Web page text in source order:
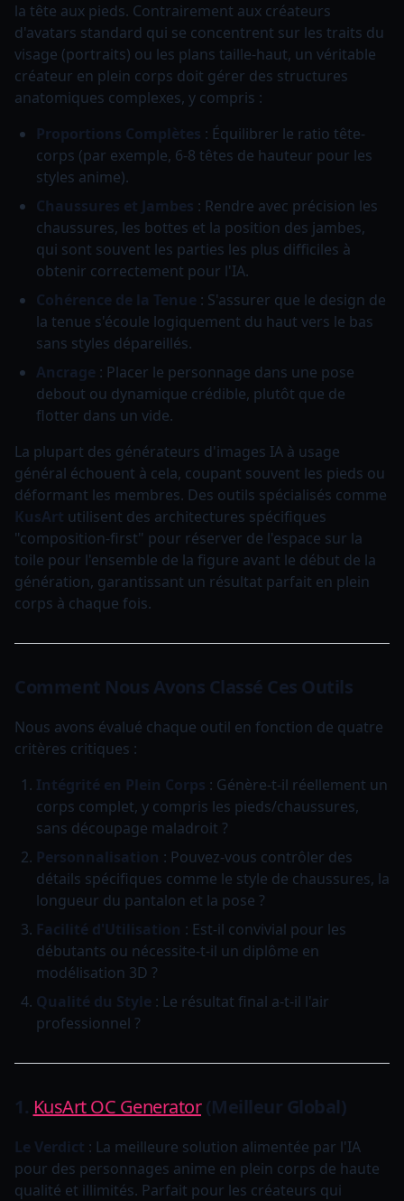
la tête aux pieds. Contrairement aux créateurs
d'avatars standard qui se concentrent sur les traits du
visage (portraits) ou les plans taille-haut, un véritable
créateur en plein corps doit gérer des structures
anatomiques complexes, y compris :
Proportions Complètes : Équilibrer le ratio tête-
corps (par exemple, 6-8 têtes de hauteur pour les
styles anime).
Chaussures et Jambes : Rendre avec précision les
chaussures, les bottes et la position des jambes,
qui sont souvent les parties les plus difficiles à
obtenir correctement pour l'IA.
Cohérence de la Tenue : S'assurer que le design de
la tenue s'écoule logiquement du haut vers le bas
sans styles dépareillés.
Ancrage : Placer le personnage dans une pose
debout ou dynamique crédible, plutôt que de
flotter dans un vide.
La plupart des générateurs d'images IA à usage
général échouent à cela, coupant souvent les pieds ou
déformant les membres. Des outils spécialisés comme
KusArt utilisent des architectures spécifiques
"composition-first" pour réserver de l'espace sur la
toile pour l'ensemble de la figure avant le début de la
génération, garantissant un résultat parfait en plein
corps à chaque fois.
Comment Nous Avons Classé Ces Outils
Nous avons évalué chaque outil en fonction de quatre
critères critiques :
Intégrité en Plein Corps : Génère-t-il réellement un
corps complet, y compris les pieds/chaussures,
sans découpage maladroit ?
Personnalisation : Pouvez-vous contrôler des
détails spécifiques comme le style de chaussures, la
longueur du pantalon et la pose ?
Facilité d'Utilisation : Est-il convivial pour les
débutants ou nécessite-t-il un diplôme en
modélisation 3D ?
Qualité du Style : Le résultat final a-t-il l'air
professionnel ?
1. KusArt OC Generator(Meilleur Global)
Le Verdict : La meilleure solution alimentée par l'IA
pour des personnages anime en plein corps de haute
qualité et illimités. Parfait pour les créateurs qui